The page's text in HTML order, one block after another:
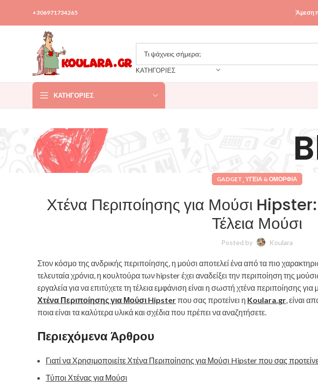
+306971734265 Άμεση
ΚΑΤΗΓΟΡΙΕΣ
ΚΑΤΗΓΟΡΊΕΣ
GADGET, ΥΓΕΊΑ & ΟΜΟΡΦΙΆ
Χτένα Περιποίησης για Μούσι
Τέλεια Μούσι
Posted by Koulara
Στον κόσμο της ανδρικής περιποίησης, η μούσι αποτελεί ένα από τα πιο
τελευταία χρόνια, η κουλτούρα των hipster έχει αναδείξει την περιποίηση της
εργαλεία για να επιτύχετε τη τέλεια εμφάνιση είναι η σωστή χτένα περιποίησης
Χτένα Περιποίησης για Μούσι Hipsterπου σας προτείνει η Koulara.gr, είναι
ποια είναι τα καλύτερα υλικά και σχέδια που πρέπει να αναζητήσετε.
Περιεχόμενα Άρθρου
Γιατί να Χρησιμοποιείτε Χτένα Περιποίησης για Μούσι Hipster που σας
Τύποι Χτένας για Μούσι